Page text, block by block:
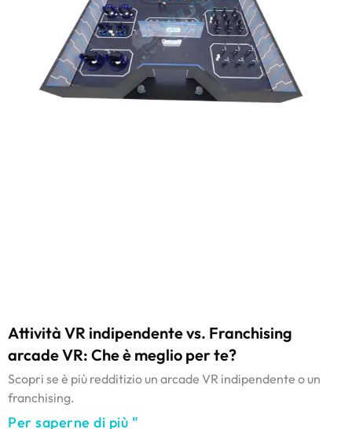
Attività VR indipendente vs. Franchising
arcade VR: Che è meglio per te?
Scopri se è più redditizio un arcade VR indipendente o un
franchising.
Per saperne di più "